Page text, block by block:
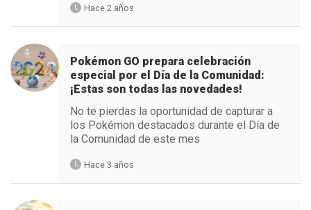
Hace 2 años
Pokémon GO prepara celebración
especial por el Día de la Comunidad:
¡Estas son todas las novedades!
No te pierdas la oportunidad de capturar a
los Pokémon destacados durante el Día de
la Comunidad de este mes
Hace 3 años